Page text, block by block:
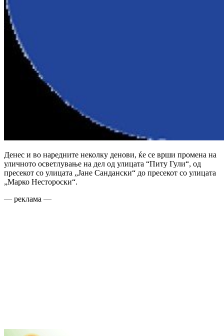
Денес и во наредните неколку денови, ќе се врши промена на
уличното осветлување на дел од улицата “Питу Гули“, од
пресекот со улицата „Јане Сандански“ до пресекот со улицата
„Марко Нестороски“.
— реклама —